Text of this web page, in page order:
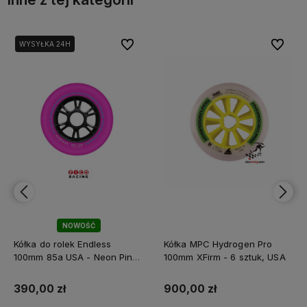
Kółka MPC Hydrogen Pro
100mm XFirm - 6 sztuk, USA
900,00 zł
Do ulubionych
Do ulubionych
Kółka MPC Hydrogen Pro
100mm XXFirm - 8 sztuk, USA
1 200,00 zł
Do
Do